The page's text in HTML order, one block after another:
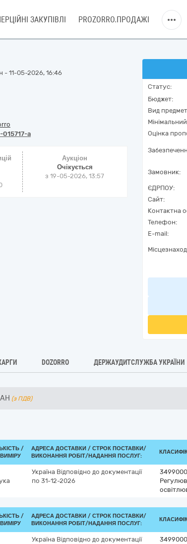
ЗАКУПІВЛІ PROZORRO.ПРОДАЖІ
- 11-05-2026, 16:46
a
Аукціон
Очікується
з19-05-2026, 13:57
Статус:
Бюджет:
Вид
Оцінка
Замовник:
ЄДРПОУ:
Сайт:
Контактна
Телефон:
E-mail:
DOZORRO ДЕРЖАУДИТСЛУЖБА УКРАЇНИ
(з ПДВ)
/
АДРЕСА ДОСТАВКИ / СТРОК ПОСТАВКИ/
ВИКОНАННЯ РОБІТ/НАДАННЯ ПОСЛУГ:
Україна Відповідно до документації
по 31-12-2026
/
АДРЕСА ДОСТАВКИ / СТРОК ПОСТАВКИ/
ВИКОНАННЯ РОБІТ/НАДАННЯ ПОСЛУГ:
Україна Відповідно до документації